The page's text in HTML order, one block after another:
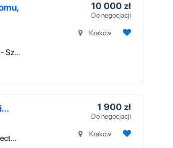
Skup Antyków - KUPIĘ zbędne ANTYKI - PŁACĘ Gotówką - Szybki kontakt - ZA...
10 000 zł
Do negocjacji
Kraków
Wykonam na indywidualne zamówienie: Wystawimy: świadectwo ukończenia li...
1 900 zł
Do negocjacji
Kraków